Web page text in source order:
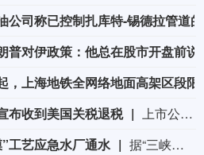
布收到美国关税退税
上市公司公告显示，自7月以来，多家公司宣布已经收到美国关税退税。根据美国最高法院今年2月裁定，《国际紧急经济权力法》不授权总统征收大规模关税。美国国际贸易法院随后下令海关办理相关退款。海关与边境保护局4月20日启动第一阶段退款工作，首批退款于5月11日前后发放。美国海关与边境保护局官员本月4日披露的信息显示，截至7月底，该部门已处理完毕约1000亿美元关税的退款流程并把相关信息提供给财政部用于付款。（中新社）
工艺应急水厂通水 据“三峡小微”公众号消息，8月8日，由三峡集团所属长江环保集团、武汉市水务集团等共同投资建设的华中地区规模最大的“双膜”工艺应急水厂——武汉梁子湖应急水厂并网通水，标志着武汉市江南区域正式构建起“一江一湖”双水源互为备援、灵活调度的供水新格局，为片区660万市民用水安全提供坚实保障。